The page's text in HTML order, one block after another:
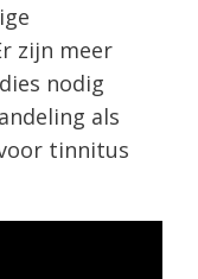
zijn meer
nodig
als
tinnitus